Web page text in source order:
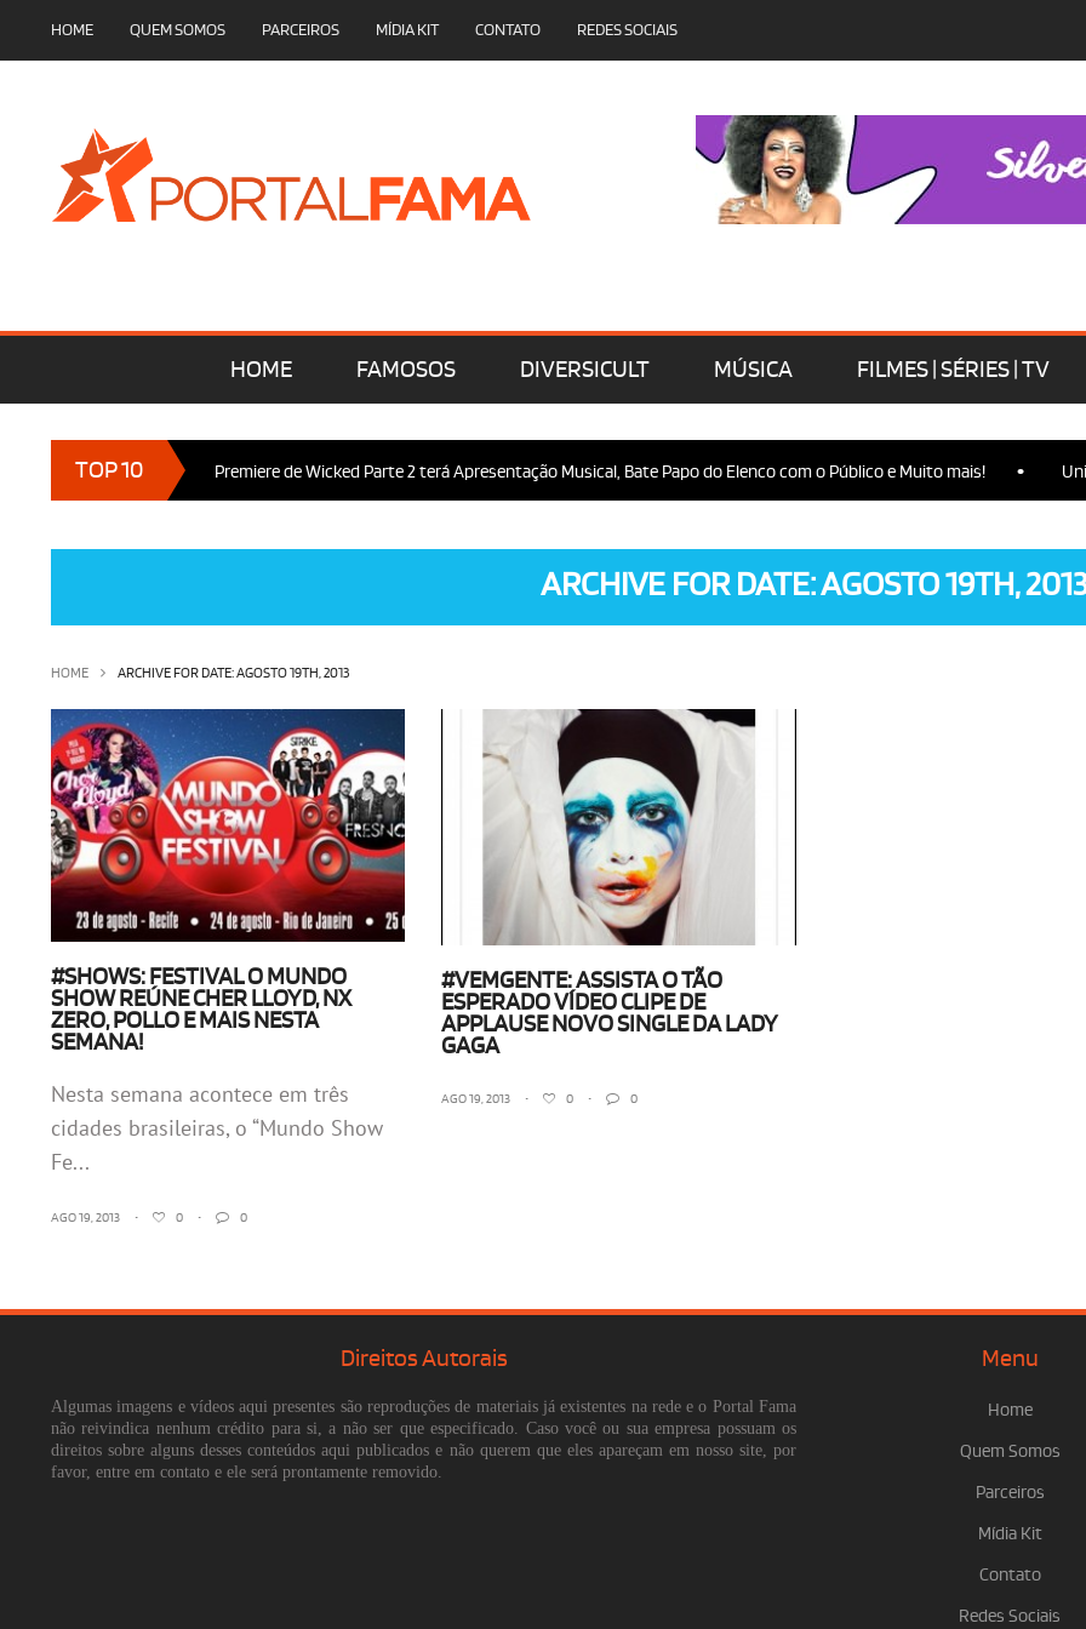
HOME QUEM SOMOS PARCEIROS MÍDIA KIT CONTATO REDES SOCIAIS
HOME FAMOSOS DIVERSICULT MÚSICA FILMES | SÉRIES | TV
TOP 10
Versio! Premiere de Wicked Parte 2 terá Apresentação Musical, Bate Papo do Elenco com o Público e Muito mais!
ARCHIVE FOR DATE: AGOSTO 19TH,
HOME ARCHIVE FOR DATE: AGOSTO 19TH, 2013
#SHOWS: FESTIVAL O MUNDO
SHOW REÚNE CHER LLOYD, NX
ZERO, POLLO E MAIS NESTA
SEMANA!
Nesta semana acontece em três
cidades brasileiras, o “Mundo Show
Fe...
AGO 19, 2013 • 0 • 0
#VEMGENTE: ASSISTA O TÃO
ESPERADO VÍDEO CLIPE DE
APPLAUSE NOVO SINGLE DA LADY
GAGA
AGO 19, 2013 • 0 • 0
Direitos Autorais
Algumas imagens e vídeos aqui presentes são reproduções de materiais já existentes na rede e o Portal Fama
não reivindica nenhum crédito para si, a não ser que especificado. Caso você ou sua empresa possuam os
direitos sobre alguns desses conteúdos aqui publicados e não querem que eles apareçam em nosso site, por
favor, entre em contato e ele será prontamente removido.
Menu
Home
Quem Somos
Parceiros
Mídia Kit
Contato
Redes Sociais